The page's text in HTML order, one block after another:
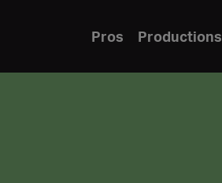
Pros Productions